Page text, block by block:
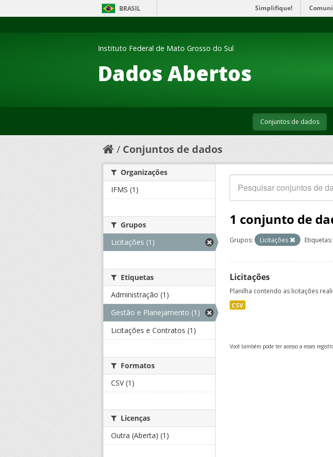
BRASIL Simplifique!
Dados Abertos
Instituto Federal de Mato Grosso do Sul
Conjuntos de dados
Conjuntos de dados
1 conjunto de
Grupos: Licitações Etiquetas:
Licitações
Planilha contendo as licitações
CSV
Você também pode ter acesso a esses
Organizações
IFMS (1)
Grupos
Licitações (1)
Etiquetas
Administração (1)
Gestão e Planejamento (1)
Licitações e Contratos (1)
Formatos
CSV (1)
Licenças
Outra (Aberta) (1)